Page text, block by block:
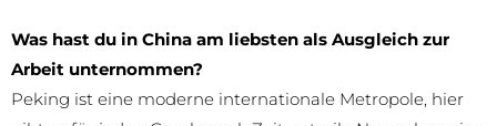
Was hast du in China am liebsten als Ausgleich zur
Arbeit unternommen?
Peking ist eine moderne internationale Metropole, hier